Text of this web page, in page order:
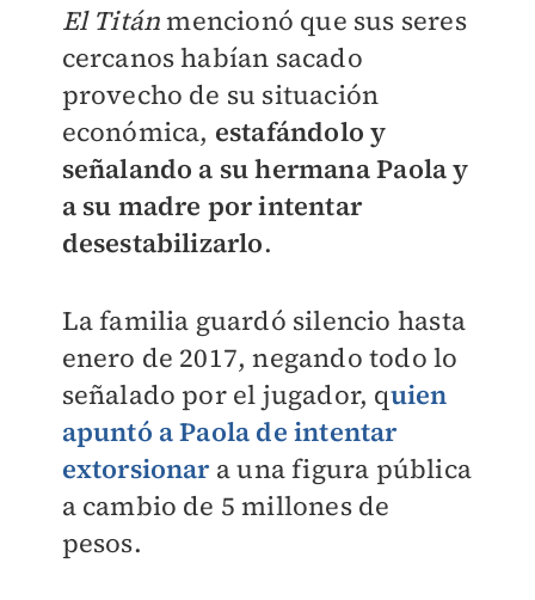
El Titánmencionó que sus seres
cercanos habían sacado
provecho de su situación
económica, estafándolo y
señalando a su hermana Paola y
a su madre por intentar
desestabilizarlo.
La familia guardó silencio hasta
enero de 2017, negando todo lo
señalado por el jugador, quien
apuntó a Paola de intentar
extorsionara una figura pública
a cambio de 5 millones de
pesos.